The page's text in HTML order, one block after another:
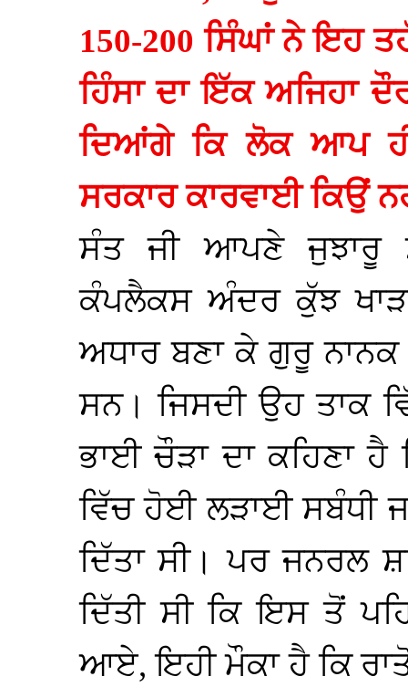
150-200 ਸਿੰਘਾਂ ਨੇ ਇਹ
ਹਿੰਸਾ ਦਾ ਇੱਕ ਅਜਿਹਾ
ਦਿਆਂਗੇ ਕਿ ਲੋਕ ਆਪ
ਸਰਕਾਰ ਕਾਰਵਾਈ ਕਿਉਂ
ਸੰਤ ਜੀ ਆਪਣੇ ਜੁਝਾਰੂ
ਕੰਪਲੈਕਸ ਅੰਦਰ ਕੁੱਝ
ਅਧਾਰ ਬਣਾ ਕੇ ਗੁਰੂ
ਸਨ। ਜਿਸਦੀ ਉਹ ਤਾਕ
ਭਾਈ ਚੌੜਾ ਦਾ ਕਹਿਣਾ
ਵਿੱਚ ਹੋਈ ਲੜਾਈ ਸਬੰਧੀ
ਦਿੱਤਾ ਸੀ। ਪਰ ਜਨਰਲ
ਦਿੱਤੀ ਸੀ ਕਿ ਇਸ ਤੋਂ
ਆਏ, ਇਹੀ ਮੌਕਾ ਹੈ ਕਿ